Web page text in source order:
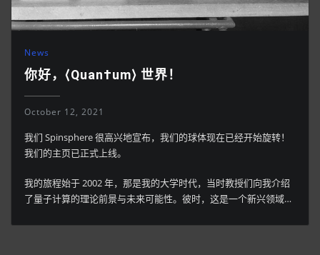
News
你好，⟨Quan†um⟩ 世界！
October 12, 2021
我们 Spinsphere 很高兴地宣布，我们的球体现在已经开始旋转！
我们的主页已正式上线。
我的旅程始于 2002 年，那是我的大学时代，当时教授们向我介绍
了量子计算的理论前景与未来可能性。彼时，这是一个新兴领域…